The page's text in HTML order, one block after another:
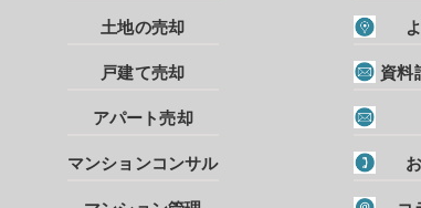
土地の売却
戸建て売却
アパート売却
マンションコンサル
資料